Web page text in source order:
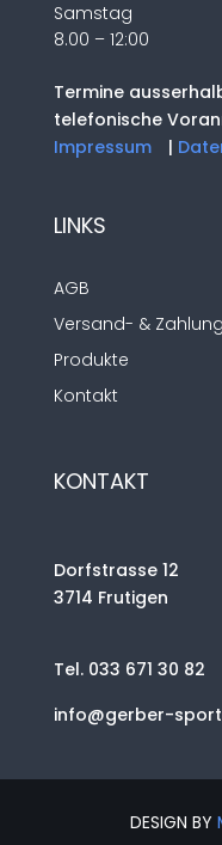
Samstag
8.00 – 12:00
Termine
telefonische
Impressum
|
LINKS
AGB
Versand- &
Produkte
Kontakt
KONTAKT
Dorfstrasse 12
3714 Frutigen
Tel. 033 671 30 82
info@gerber-
DESIGN BY